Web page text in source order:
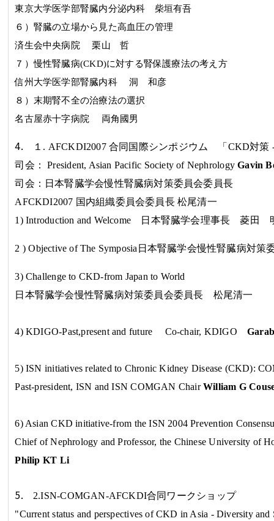
東京大学医学部腎臓内分泌内科 柴垣有吾
６）腎臓の立場から見た高血圧の管理
済生会中央病院 栗山 哲
７）慢性腎臓病(CKD)に対する腎保護療法の考え方
信州大学医学部腎臓内科 洞 和彦
８）末期腎不全の治療法の選択
名古屋赤十字病院 両角國男
4. １ . AFCKDI2007 合同国際シンポジウム 「 CKD対策
司会：
President, Asian Pacific Society of NephrologyGavin
司会：日本腎臓学会慢性腎臓病対策委員会委員長
AFCKDI2007 国内組織委員会委員長 松尾清一
1) Introduction and Welcome 日本腎臓学会理事長 菱田
2 ) Objective of The Symposia 日本腎臓学会慢性腎臓病対
3) Challenge to CKD-from Japan to World
日本腎臓学会慢性腎臓病対策委員会委員長 松尾清一
4)KDIGO-Past,present and future Co-chair, KDIGO
5) ISN initiatives related to Chronic Kidney Disease (CKD):
Past-president, ISN and ISN COMGAN ChairWilliam G
6) Asian CKD initiative-from the ISN 2004 Prevention
Chief of Nephrology and Professor, the Chinese University of
Philip KT Li
5.2.ISN-COMGAN-AFCKDI合同ワークショップ
"Current status and perspectives of CKD in Asia - Diversity and